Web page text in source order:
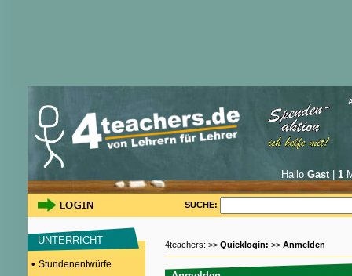
Hallo Gast| 1
SUCHE:
UNTERRICHT
• Stundenentwürfe
4teachers: >> Quicklogin: >> Anmelden